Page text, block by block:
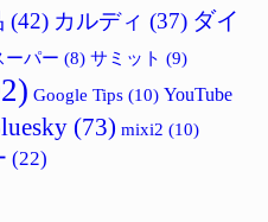
(42) カルディ (37) ダイ
ーパー (8) サミット (9)
Google Tips (10) YouTube
(73) mixi2 (10)
(22)